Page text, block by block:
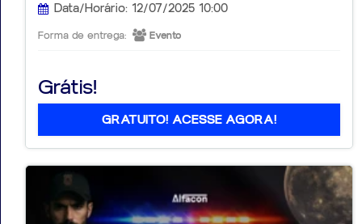
Data/Horário: 12/07/2025 10:00
Forma de entrega: Evento
Grátis!
GRATUITO! ACESSE AGORA!